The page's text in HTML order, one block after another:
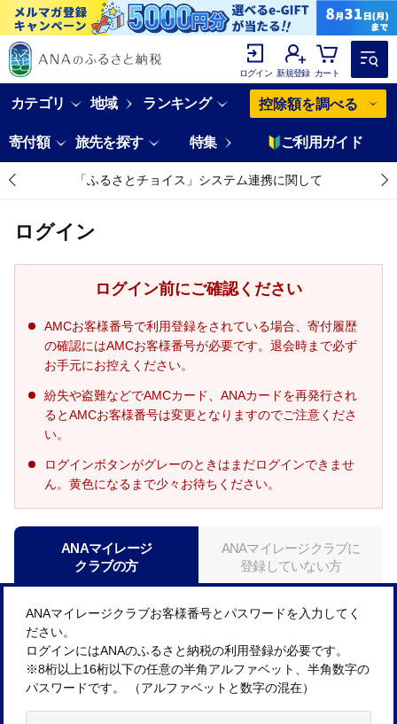
ログイン 新規登録 カート
カテゴリ 地域 ランキング 控除額を調べる
寄付額 旅先を探す 特集 ご利用ガイド
「ふるさとチョイス」システム連携に関して
ログイン
ログイン前にご確認ください
AMCお客様番号で利用登録をされている場合、寄付履歴
の確認にはAMCお客様番号が必要です。退会時まで必ず
お手元にお控えください。
紛失や盗難などでAMCカード、ANAカードを再発行され
るとAMCお客様番号は変更となりますのでご注意くださ
い。
ログインボタンがグレーのときはまだログインできませ
ん。黄色になるまで少々お待ちください。
ANAマイレージ
クラブの方
ANAマイレージクラブに
登録していない方
ANAマイレージクラブお客様番号とパスワードを入力してく
ださい。
ログインにはANAのふるさと納税の利用登録が必要です。
※8桁以上16桁以下の任意の半角アルファベット、半角数字の
パスワードです。 （アルファベットと数字の混在）